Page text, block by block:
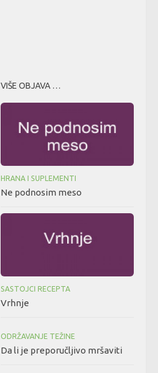
VIŠE OBJAVA …
HRANA I SUPLEMENTI
Ne podnosim meso
SASTOJCI RECEPTA
Vrhnje
ODRŽAVANJE TEŽINE
Da li je preporučljivo mršaviti